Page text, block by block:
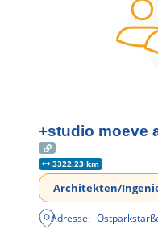
+studio moeve
3322.23 km
Architekten/
Adresse: